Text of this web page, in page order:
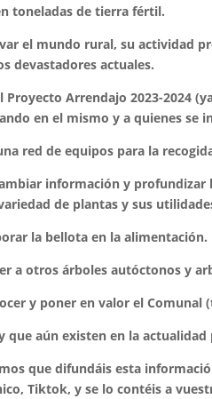
toneladas de tierra fértil.
el mundo rural, su actividad
devastadores actuales.
Proyecto Arrendajo 2023-2024
en el mismo y a quienes se
red de equipos para la
información y profundizar
de plantas y sus
la bellota en la alimentación.
a otros árboles autóctonos y
y poner en valor el
que aún existen en la
que difundáis esta
Tiktok, y se lo contéis a